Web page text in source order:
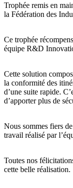
Trophée remis en
la Fédération des
Ce trophée
équipe R&D
Cette solution
la conformité des
d’une suite rapide.
d’apporter plus de
Nous sommes fiers
travail réalisé par
Toutes nos
cette belle réalisation.